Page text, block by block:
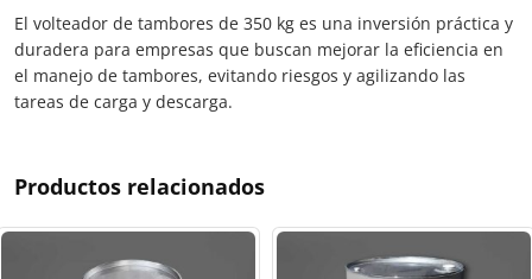
El volteador de tambores de 350 kg es una inversión práctica y
duradera para empresas que buscan mejorar la eficiencia en
el manejo de tambores, evitando riesgos y agilizando las
tareas de carga y descarga.
Productos relacionados